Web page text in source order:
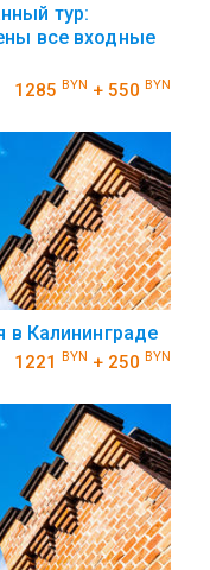
тур:
все входные
1285 BYN + 550 BYN
в Калининграде
1221 BYN + 250 BYN